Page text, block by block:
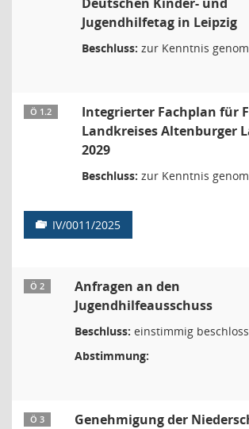
Jugendhilfetag in Leipzig
Beschluss: zur Kenntnis
Ö 1.2
Integrierter Fachplan für
Landkreises Altenburger
2029
Beschluss: zur Kenntnis
IV/0011/2025
Ö 2
Anfragen an den
Jugendhilfeausschuss
Beschluss: einstimmig
Abstimmung:
Ö 3
Genehmigung der